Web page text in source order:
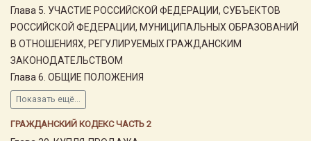
Глава 5. УЧАСТИЕ РОССИЙСКОЙ ФЕДЕРАЦИИ, СУБЪЕКТОВ
РОССИЙСКОЙ ФЕДЕРАЦИИ, МУНИЦИПАЛЬНЫХ ОБРАЗОВАНИЙ
В ОТНОШЕНИЯХ, РЕГУЛИРУЕМЫХ ГРАЖДАНСКИМ
ЗАКОНОДАТЕЛЬСТВОМ
Глава 6. ОБЩИЕ ПОЛОЖЕНИЯ
Показать ещё...
ГРАЖДАНСКИЙ КОДЕКС ЧАСТЬ 2